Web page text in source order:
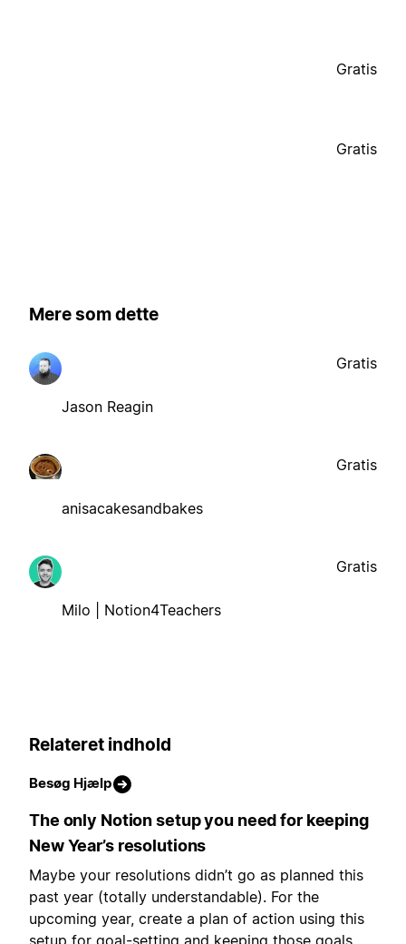
Gratis
Gratis
Mere som dette
Jason Reagin
Gratis
anisacakesandbakes
Gratis
Milo | Notion4Teachers
Gratis
Relateret indhold
Besøg Hjælp
The only Notion setup you need for keeping
New Year’s resolutions
Maybe your resolutions didn’t go as planned this
past year (totally understandable). For the
upcoming year, create a plan of action using this